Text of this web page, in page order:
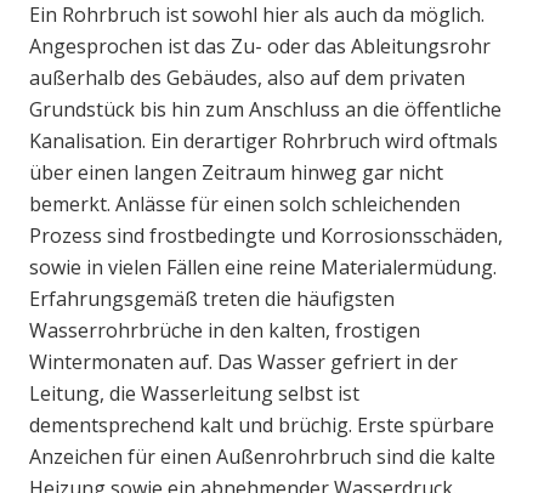
Ein Rohrbruch ist sowohl hier als auch da möglich.
Angesprochen ist das Zu- oder das Ableitungsrohr
außerhalb des Gebäudes, also auf dem privaten
Grundstück bis hin zum Anschluss an die öffentliche
Kanalisation. Ein derartiger Rohrbruch wird oftmals
über einen langen Zeitraum hinweg gar nicht
bemerkt. Anlässe für einen solch schleichenden
Prozess sind frostbedingte und Korrosionsschäden,
sowie in vielen Fällen eine reine Materialermüdung.
Erfahrungsgemäß treten die häufigsten
Wasserrohrbrüche in den kalten, frostigen
Wintermonaten auf. Das Wasser gefriert in der
Leitung, die Wasserleitung selbst ist
dementsprechend kalt und brüchig. Erste spürbare
Anzeichen für einen Außenrohrbruch sind die kalte